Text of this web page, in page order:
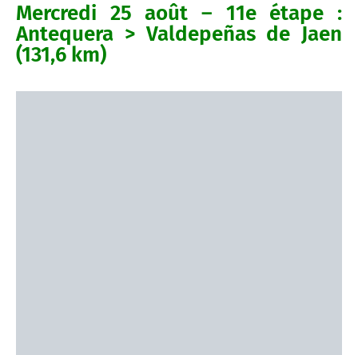
Mercredi 25 août – 11e étape :
Antequera > Valdepeñas de Jaen
(131,6 km)